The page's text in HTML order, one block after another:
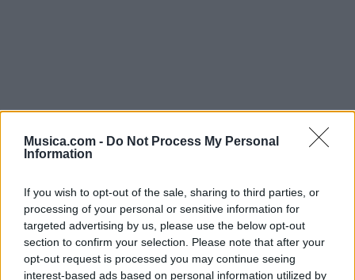
Musica.com - Do Not Process My Personal
Information
If you wish to opt-out of the sale, sharing to third parties, or
processing of your personal or sensitive information for
targeted advertising by us, please use the below opt-out
section to confirm your selection. Please note that after your
opt-out request is processed you may continue seeing
interest-based ads based on personal information utilized by